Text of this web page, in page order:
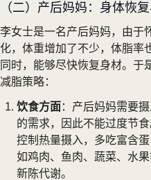
（二）产后妈妈：身体恢
李女士是一名产后妈妈，由于
化，体重增加了不少，体脂率
同时，能够尽快恢复身材。于
减脂策略：
饮食方面：产后妈妈需要
的需求，因此不能过度节
控制热量摄入，多吃富含
如鸡肉、鱼肉、蔬菜、水
新陈代谢。